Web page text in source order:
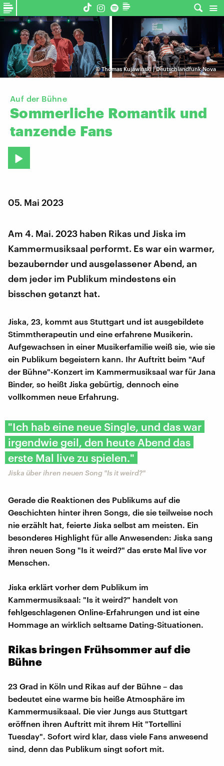
©Thomas Kujawinski | Deutschlandfunk Nova
Auf der Bühne
Sommerliche Romantik und
tanzende Fans
05. Mai 2023
Am 4. Mai. 2023 haben Rikas und Jiska im
Kammermusiksaal performt. Es war ein warmer,
bezaubernder und ausgelassener Abend, an
dem jeder im Publikum mindestens ein
bisschen getanzt hat.
Jiska, 23, kommt aus Stuttgart und ist ausgebildete
Stimmtherapeutin und eine erfahrene Musikerin.
Aufgewachsen in einer Musikerfamilie weiß sie, wie sie
ein Publikum begeistern kann. Ihr Auftritt beim "Auf
der Bühne"-Konzert im Kammermusiksaal war für Jana
Binder, so heißt Jiska gebürtig, dennoch eine
vollkommen neue Erfahrung.
"Ich hab eine neue Single, und das war
irgendwie geil, den heute Abend das
erste Mal live zu spielen."
Jiska über ihren neuen Song "Is it weird?"
Gerade die Reaktionen des Publikums auf die
Geschichten hinter ihren Songs, die sie teilweise noch
nie erzählt hat, feierte Jiska selbst am meisten. Ein
besonderes Highlight für alle Anwesenden: Jiska sang
ihren neuen Song "Is it weird?" das erste Mal live vor
Menschen.
Jiska erklärt vorher dem Publikum im
Kammermusiksaal: "Is it weird?" handelt von
fehlgeschlagenen Online-Erfahrungen und ist eine
Hommage an wirklich seltsame Dating-Situationen.
Rikas bringen Frühsommer auf die
Bühne
23 Grad in Köln und Rikas auf der Bühne – das
bedeutet eine warme bis heiße Atmosphäre im
Kammermusiksaal. Die vier Jungs aus Stuttgart
eröffnen ihren Auftritt mit ihrem Hit "Tortellini
Tuesday". Sofort wird klar, dass viele Fans anwesend
sind, denn das Publikum singt sofort mit.